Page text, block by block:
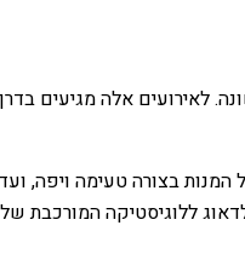
אלה מגיעים
בצורה טעימה ויפה,
ללוגיסטיקה המורכבת